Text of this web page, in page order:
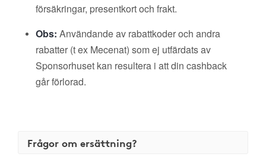
försäkringar, presentkort och frakt.
Obs: Användande av rabattkoder och andra
rabatter (t ex Mecenat) som ej utfärdats av
Sponsorhuset kan resultera i att din cashback
går förlorad.
Frågor om ersättning?